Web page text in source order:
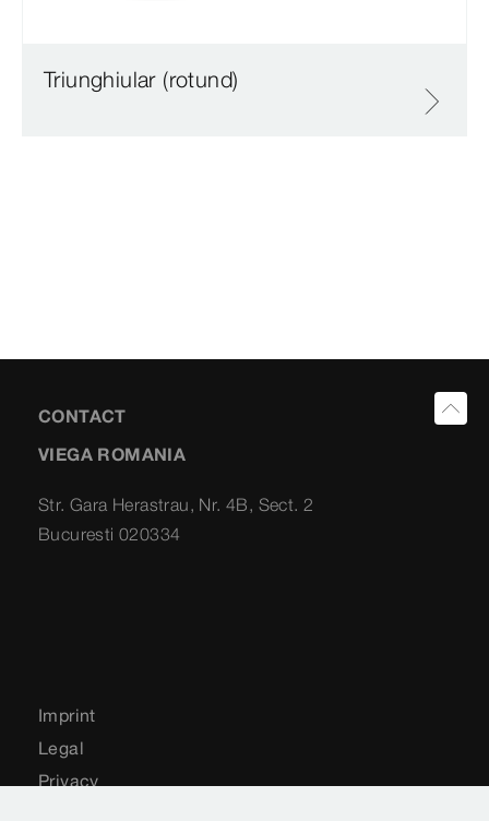
Triunghiular (rotund)
CONTACT
VIEGA ROMANIA
Str. Gara Herastrau, Nr. 4B, Sect. 2
Bucuresti 020334
Imprint
Legal
Privacy